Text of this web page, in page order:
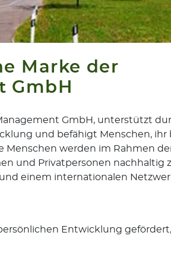
Marke der
GmbH
GmbH, unterstützt
und befähigt Menschen, ihr
Menschen werden im Rahmen
und Privatpersonen nachhaltig
einem internationalen
Entwicklung